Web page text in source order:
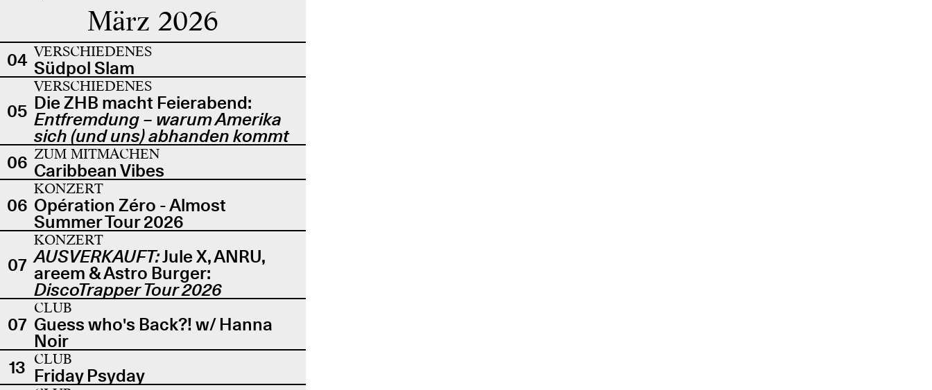
März 2026
04 VERSCHIEDENES
Südpol Slam
05
VERSCHIEDENES
Die ZHB macht Feierabend:
Entfremdung – warum Amerika
sich (und uns) abhanden kommt
06 ZUM MITMACHEN
Caribbean Vibes
06
KONZERT
Opération Zéro - Almost
Summer Tour 2026
07
KONZERT
AUSVERKAUFT:Jule X, ANRU,
areem & Astro Burger:
DiscoTrapper Tour 2026
07
CLUB
Guess who's Back?! w/ Hanna
Noir
13 CLUB
Friday Psyday